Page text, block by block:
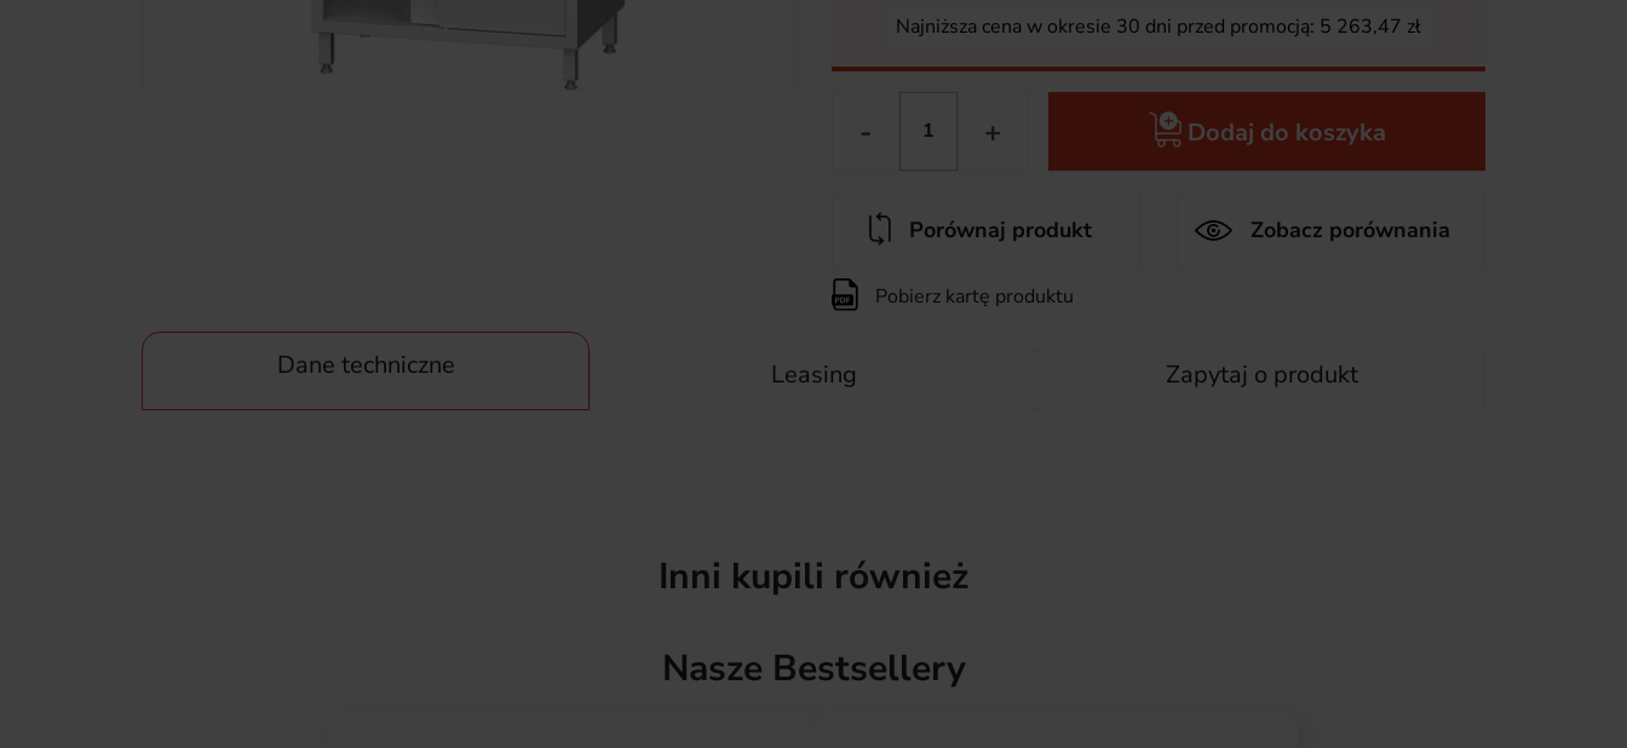
Najniższa cena w okresie 30 dni przed promocją: 5 263,47 zł
- + Dodaj do koszyka
Porównaj produkt Zobacz porównania
Pobierz kartę produktu
Dane techniczne Leasing Zapytaj o produkt
Inni kupili również
Nasze Bestsellery